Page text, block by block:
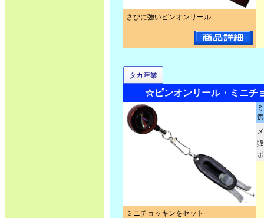
さびに強いピンオンリール
タカ産業
☆ピンオンリール・ミニチ
ミニチョッキンをセット